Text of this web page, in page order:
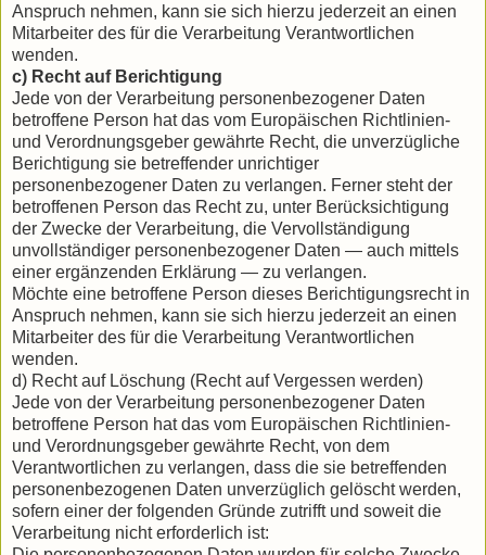
Anspruch nehmen, kann sie sich hierzu jederzeit an einen
Mitarbeiter des für die Verarbeitung Verantwortlichen
wenden.
c) Recht auf Berichtigung
Jede von der Verarbeitung personenbezogener Daten
betroffene Person hat das vom Europäischen Richtlinien-
und Verordnungsgeber gewährte Recht, die unverzügliche
Berichtigung sie betreffender unrichtiger
personenbezogener Daten zu verlangen. Ferner steht der
betroffenen Person das Recht zu, unter Berücksichtigung
der Zwecke der Verarbeitung, die Vervollständigung
unvollständiger personenbezogener Daten — auch mittels
einer ergänzenden Erklärung — zu verlangen.
Möchte eine betroffene Person dieses Berichtigungsrecht in
Anspruch nehmen, kann sie sich hierzu jederzeit an einen
Mitarbeiter des für die Verarbeitung Verantwortlichen
wenden.
d) Recht auf Löschung (Recht auf Vergessen werden)
Jede von der Verarbeitung personenbezogener Daten
betroffene Person hat das vom Europäischen Richtlinien-
und Verordnungsgeber gewährte Recht, von dem
Verantwortlichen zu verlangen, dass die sie betreffenden
personenbezogenen Daten unverzüglich gelöscht werden,
sofern einer der folgenden Gründe zutrifft und soweit die
Verarbeitung nicht erforderlich ist: